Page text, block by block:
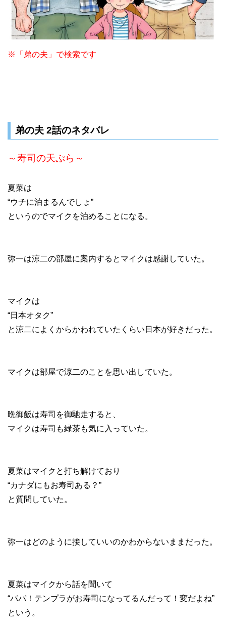
※「弟の夫」で検索です
弟の夫 2話のネタバレ
～寿司の天ぷら～
夏菜は
“ウチに泊まるんでしょ”
というのでマイクを泊めることになる。
弥一は涼二の部屋に案内するとマイクは感謝していた。
マイクは
“日本オタク”
と涼二によくからかわれていたくらい日本が好きだった。
マイクは部屋で涼二のことを思い出していた。
晩御飯は寿司を御馳走すると、
マイクは寿司も緑茶も気に入っていた。
夏菜はマイクと打ち解けており
“カナダにもお寿司ある？”
と質問していた。
弥一はどのように接していいのかわからないままだった。
夏菜はマイクから話を聞いて
“パパ！テンプラがお寿司になってるんだって！変だよね”
という。